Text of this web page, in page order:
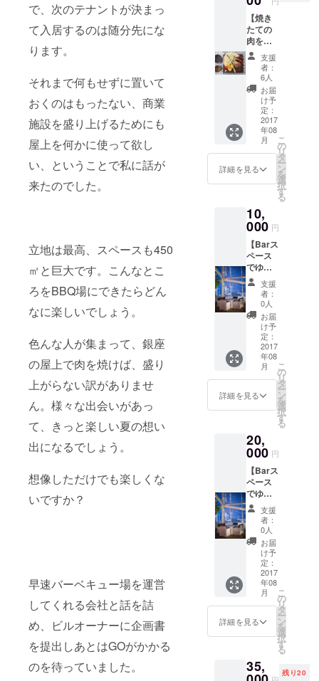
で、次のテナントが決まっ
て入居するのは随分先にな
ります。
それまで何もせずに置いて
おくのはもったない、商業
施設を盛り上げるためにも
屋上を何かに使って欲し
い、ということで私に話が
来たのでした。
立地は最高、スペースも450
㎡と巨大です。こんなとこ
ろをBBQ場にできたらどん
なに楽しいでしょう。
色んな人が集まって、銀座
の屋上で肉を焼けば、盛り
上がらない訳がありませ
ん。様々な出会いがあっ
て、きっと楽しい夏の想い
出になるでしょう。
想像しただけでも楽しくな
いですか？
早速バーベキュー場を運営
してくれる会社と話を詰
め、ビルオーナーに企画書
を提出しあとはGOがかかる
のを待っていました。
杯つき
【焼き
たての
肉を沢
山食べ
たい
方、お
二人様
用！】
GINZA
Rooftop
BBQ&B
ARで利
用でき
るBBQ
グリル
ト 1.5
人前 ・
ワイ
ン、ス
パーク
リング
ワイン2
杯つき
支援
者：
6人
お届
け予
定：
2017
年08
月
詳細を見る
こ
の
リ
タ
ー
ン
を
選
択
す
る
10,
000 円
【Barス
ペース
でゆっ
たりと
飲んで
しっか
り食べ
たい
方、お
二人様
用！】
・カッ
プルに
ぴった
り！！
・
Rooftop
BBQ&B
ARのス
タッフ
が焼い
たBBQ
グリル
セット2
人前 ・
ドリン
ク2杯つ
き ・さ
らに、
乾杯用
のス
パーク
リング
支援
者：
0人
お届
け予
定：
2017
年08
月
詳細を見る
こ
の
リ
タ
ー
ン
を
選
択
す
る
20,
000 円
【Barス
ペース
でゆっ
たりと
飲んで
しっか
り食べ
たい
方、四
名様
用！】
・女子
会、飲
み会に
ぴった
り！！
GINZA
Rooftop
支援
者：
0人
お届
け予
定：
2017
年08
月
詳細を見る
こ
の
リ
タ
ー
ン
を
選
択
す
る
35, 残り20